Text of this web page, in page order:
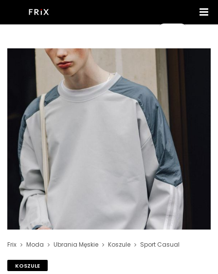
Frix Moda Ubrania Męskie Koszule Sport Casual
KOSZULE